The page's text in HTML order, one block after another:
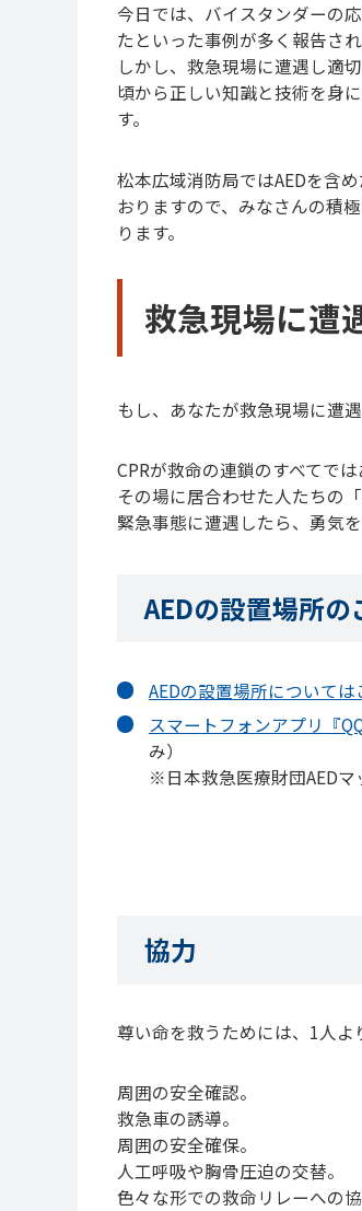
今日では、バイスタンダーの
たといった事例が多く報告さ
しかし、救急現場に遭遇し適
頃から正しい知識と技術を身
す。
松本広域消防局ではAEDを含
おりますので、みなさんの積
ります。
救急現場に遭
もし、あなたが救急現場に遭
CPRが救命の連鎖のすべてでは
その場に居合わせた人たちの
緊急事態に遭遇したら、勇気
AEDの設置場所の
AEDの設置場所については
スマー トフォンアプリ『
み）
※日本救急医療財団AEDマ
協力
尊い命を救うためには、1人よ
周囲の安全確認。
救急車の誘導。
周囲の安全確保。
人工呼吸や胸骨圧迫の交替。
色々な形での救命リレーへの協